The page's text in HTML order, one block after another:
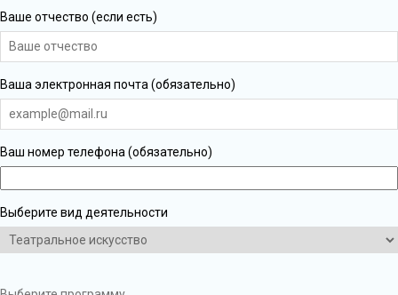
Ваше отчество (если есть)
Ваша электронная почта (обязательно)
Ваш номер телефона (обязательно)
Выберите вид деятельности